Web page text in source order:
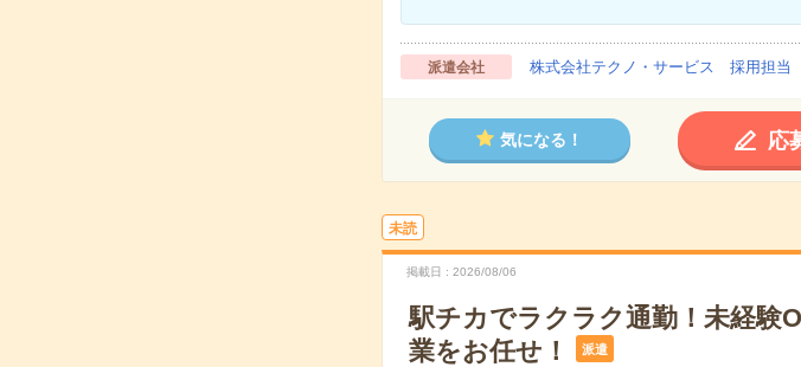
派遣会社 株式会社テクノ・サービス 採用担当
気になる！ 応
未読
掲載日 2026/08/06
駅チカでラクラク通勤！未経験
業をお任せ！
派遣